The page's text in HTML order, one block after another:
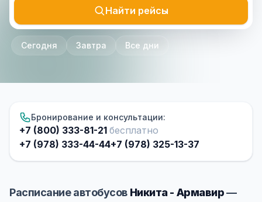
Найти рейсы
Сегодня Завтра Все дни
Бронирование и консультации:
+7 (800) 333-81-21 бесплатно
+7 (978) 333-44-44+7 (978) 325-13-37
Расписание автобусов Никита - Армавир—